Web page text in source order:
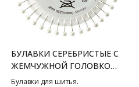
БУЛАВКИ СЕРЕБРИСТЫЕ С
ЖЕМЧУЖНОЙ ГОЛОВКОЙ,
0.65X38 ММ PRYM
Булавки для шитья.